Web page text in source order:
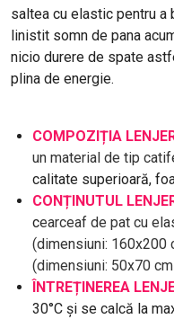
saltea cu elastic pentru
linistit somn de pana
nicio durere de spate
plina de energie.
COMPOZIȚIA
un material de tip
calitate superioară,
CONȚINUTUL
cearceaf de pat cu
(dimensiuni: 160x200
(dimensiuni: 50x70
ÎNTREȚINEREA
30°C și se calcă la